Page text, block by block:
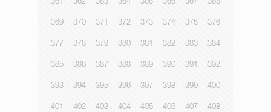
361 362 363 364 365 366 367 368
369 370 371 372 373 374 375 376
377 378 379 380 381 382 383 384
385 386 387 388 389 390 391 392
393 394 395 396 397 398 399 400
401 402 403 404 405 406 407 408